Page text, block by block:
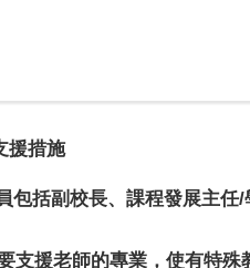
援措施
包括副校長、課程發展主任/
支援老師的專業，使有特殊